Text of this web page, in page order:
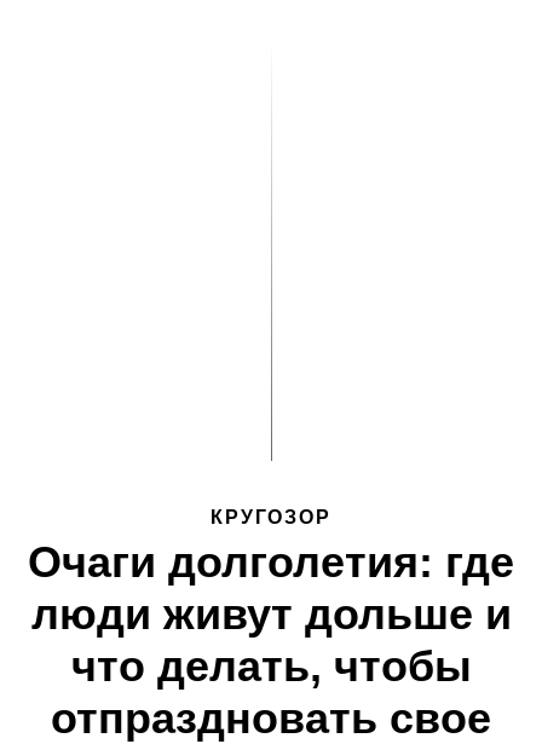
КРУГОЗОР
Очаги долголетия: где
люди живут дольше и
что делать, чтобы
отпраздновать свое